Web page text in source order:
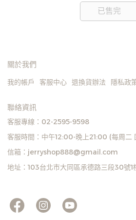
諒。如遇庫存不足無法下單，亦
已售完
關於我們
我的帳戶 客服中心 退換貨辦法 隱私政
聯絡資訊
客服專線：02-2595-9598
客服時間：中午12:00-晚上21:00 (每周二
信箱：jerryshop888@gmail.com
地址：103台北市大同區承德路三段30號1